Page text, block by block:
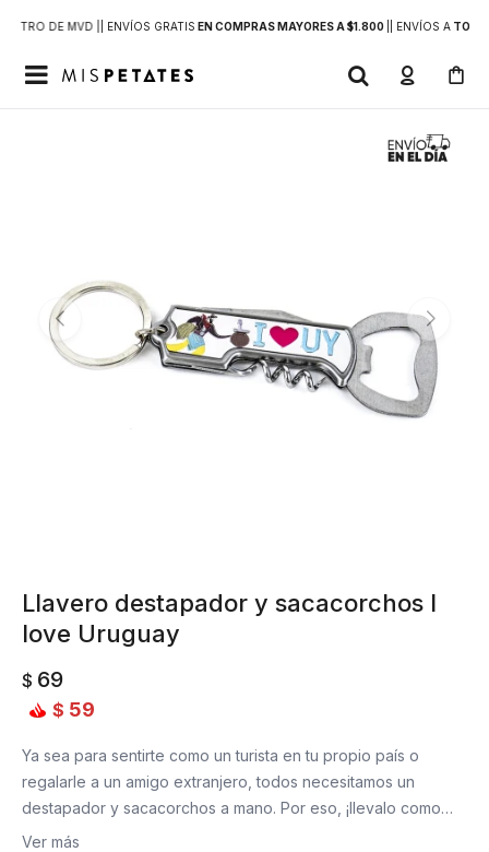
DE MVD | | ENVÍOS GRATIS EN COMPRAS MAYORES A $1.800 | ENVÍOS ATODO

Llavero destapador y sacacorchos I
love Uruguay
$ 69
$ 59
Ya sea para sentirte como un turista en tu propio país o
regalarle a un amigo extranjero, todos necesitamos un
destapador y sacacorchos a mano. Por eso, ¡llevalo como
llavero!
Ver más